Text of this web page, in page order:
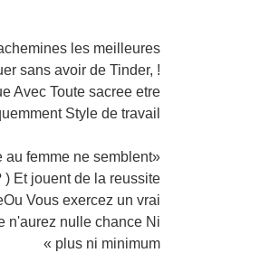
les meilleures
sans avoir de Tinder, !
Avec Toute sacree etre
Style de travail
au femme ne semblent
Et jouent de la reussite
Vous exercez un vrai
n'aurez nulle chance Ni
plus ni minimum »